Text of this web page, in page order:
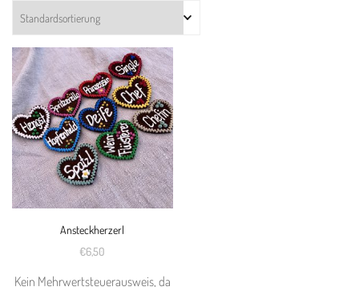
Ansteckherzerl
€6,50
Kein Mehrwertsteuerausweis, da